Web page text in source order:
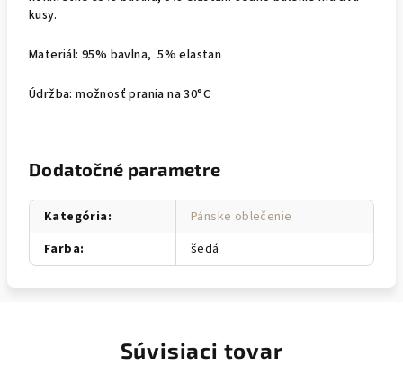
kusy.
Materiál: 95% bavlna, 5% elastan
Údržba:možnosť prania na 30°C
Dodatočné parametre
Kategória:
Pánske oblečenie
Farba: šedá
Súvisiaci tovar